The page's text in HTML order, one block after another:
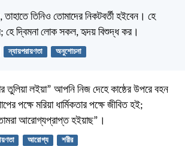
তাহাতে তিনিও তোমাদের নিকটবর্তী হইবেন। হে
হে দ্বিমনা লোক সকল, হৃদয় বিশুদ্ধ কর।
ন্যায়পরায়ণতা অনুশোচনা
তুলিয়া লইয়া” আপনি নিজ দেহে কাষ্ঠের উপরে বহন
পক্ষে মরিয়া ধার্মিকতার পক্ষে জীবিত হই;
তোমরা আরোগ্যপ্রাপ্ত হইয়াছ”।
আরোগ্য শরীর